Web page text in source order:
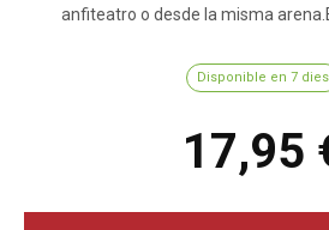
anfiteatro o desde la misma
Disponible en 7 dies
17,95